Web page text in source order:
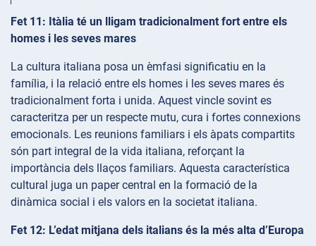
Fet 11: Itàlia té un lligam tradicionalment fort entre els
homes i les seves mares
La cultura italiana posa un èmfasi significatiu en la
família, i la relació entre els homes i les seves mares és
tradicionalment forta i unida. Aquest vincle sovint es
caracteritza per un respecte mutu, cura i fortes connexions
emocionals. Les reunions familiars i els àpats compartits
són part integral de la vida italiana, reforçant la
importància dels llaços familiars. Aquesta característica
cultural juga un paper central en la formació de la
dinàmica social i els valors en la societat italiana.
Fet 12: L’edat mitjana dels italians és la més alta d’Europa